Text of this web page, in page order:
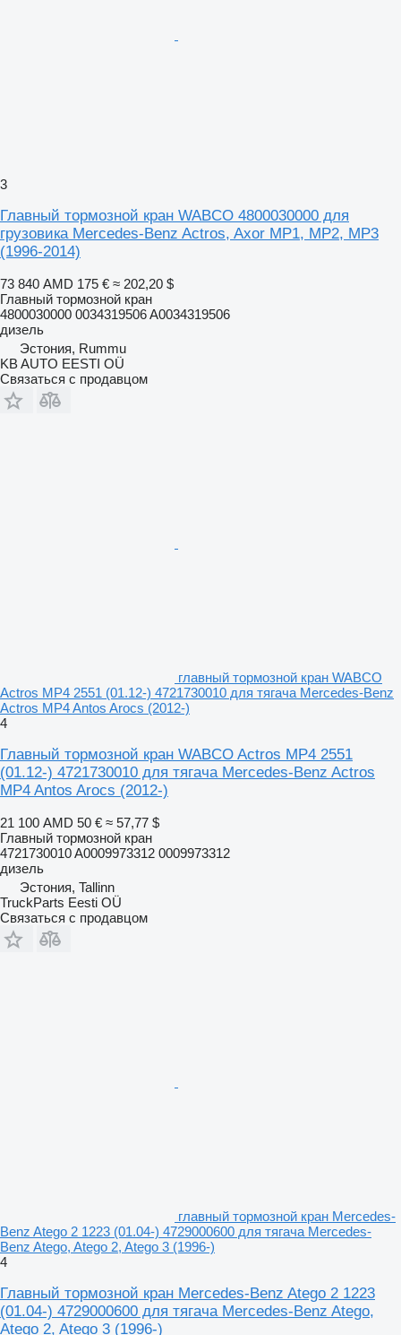
3
Главный тормозной кран WABCO 4800030000 для
грузовика Mercedes-Benz Actros, Axor MP1, MP2, MP3
(1996-2014)
73 840 AMD 175 € ≈ 202,20 $
Главный тормозной кран
4800030000 0034319506 A0034319506
дизель
Эстония, Rummu
KB AUTO EESTI OÜ
Связаться с продавцом
главный тормозной кран WABCO
Actros MP4 2551 (01.12-) 4721730010 для тягача Mercedes-Benz
Actros MP4 Antos Arocs (2012-)
4
Главный тормозной кран WABCO Actros MP4 2551
(01.12-) 4721730010 для тягача Mercedes-Benz Actros
MP4 Antos Arocs (2012-)
21 100 AMD 50 € ≈ 57,77 $
Главный тормозной кран
4721730010 A0009973312 0009973312
дизель
Эстония, Tallinn
TruckParts Eesti OÜ
Связаться с продавцом
главный тормозной кран Mercedes-
Benz Atego 2 1223 (01.04-) 4729000600 для тягача Mercedes-
Benz Atego, Atego 2, Atego 3 (1996-)
4
Главный тормозной кран Mercedes-Benz Atego 2 1223
(01.04-) 4729000600 для тягача Mercedes-Benz Atego,
Atego 2, Atego 3 (1996-)